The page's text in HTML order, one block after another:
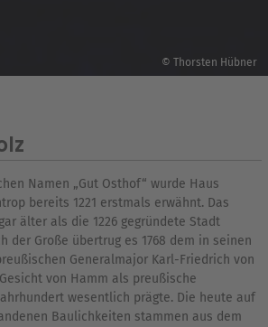
© Thorsten Hübner
Namen „Gut Osthof“ wurde Haus
bereits 1221 erstmals erwähnt. Das
älter als die 1226 gegründete Stadt
der Große übertrug es 1768 dem in seinen
Generalmajor Karl-Friedrich von
von Hamm als preußische
wesentlich prägte. Die heute auf
Baulichkeiten stammen aus dem